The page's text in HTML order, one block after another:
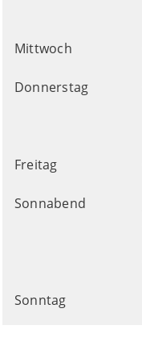
Mittwoch
Donnerstag
Freitag
Sonnabend
Sonntag